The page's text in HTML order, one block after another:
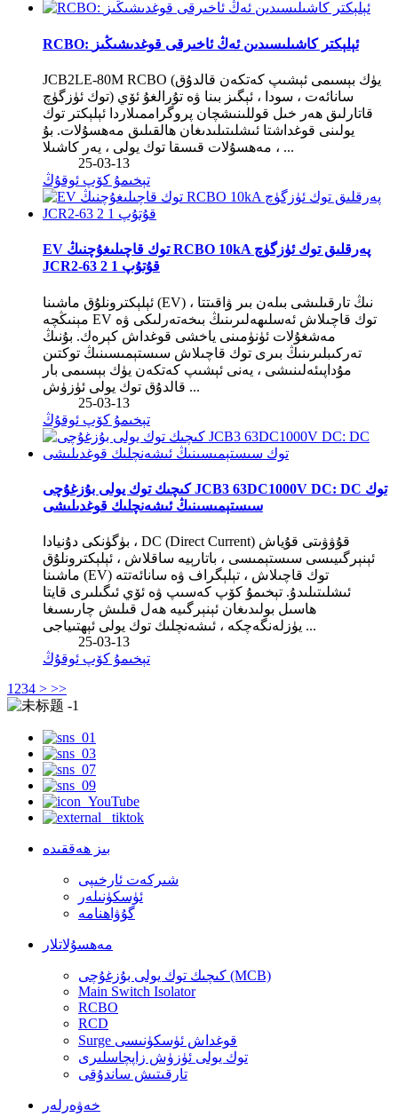
RCBO: ئېلېكتر كاشىلىسىدىن ئەڭ ئاخىرقى قوغدىشىڭىز
JCB2LE-80M RCBO (يۈك بېسىمى ئېشىپ كەتكەن قالدۇق
توك ئۈزگۈچ) سانائەت ، سودا ، ئېگىز بىنا ۋە تۇرالغۇ ئۆي
قاتارلىق ھەر خىل قوللىنىشچان پروگراممىلاردا ئېلېكتر توك
يولىنى قوغداشتا ئىشلىتىلىدىغان ھالقىلىق مەھسۇلات. بۇ
مەھسۇلات قىسقا توك يولى ، يەر كاشىلا ، ...
25-03-13
تېخىمۇ كۆپ ئوقۇڭ
EV توك قاچىلىغۇچنىڭ RCBO 10kA پەرقلىق توك ئۈزگۈچ
JCR2-63 2 قۇتۇپ 1
ئېلېكترونلۇق ماشىنا (EV) نىڭ تارقىلىشى بىلەن بىر ۋاقىتتا ،
مېنىڭچە EV توك قاچىلاش ئەسلىھەلىرىنىڭ بىخەتەرلىكى ۋە
مەشغۇلات ئۈنۈمىنى ياخشى قوغداش كېرەك. بۇنىڭ
تەركىبلىرىنىڭ بىرى توك قاچىلاش سىستېمىسىنىڭ توكتىن
مۇداپىئەلىنىشى ، يەنى ئېشىپ كەتكەن يۈك بېسىمى بار
قالدۇق توك يولى ئۈزۈش ...
25-03-13
تېخىمۇ كۆپ ئوقۇڭ
كىچىك توك يولى بۇزغۇچى JCB3 63DC1000V DC: DC توك
سىستېمىسىنىڭ ئىشەنچلىك قوغدىلىشى
بۈگۈنكى دۇنيادا ، DC (Direct Current) قۇۋۋىتى قۇياش
ئېنېرگىيىسى سىستېمىسى ، باتارېيە ساقلاش ، ئېلېكترونلۇق
ماشىنا (EV) توك قاچىلاش ، تېلېگراف ۋە سانائەتتە
ئىشلىتىلىدۇ. تېخىمۇ كۆپ كەسىپ ۋە ئۆي ئىگىلىرى قايتا
ھاسىل بولىدىغان ئېنېرگىيە ھەل قىلىش چارىسىغا
يۈزلەنگەچكە ، ئىشەنچلىك توك يولى ئېھتىياجى ...
25-03-13
تېخىمۇ كۆپ ئوقۇڭ
1 234 > >>
بىز ھەققىدە
شىركەت ئارخىپى
ئۈسكۈنىلەر
گۇۋاھنامە
مەھسۇلاتلار
كىچىك توك يولى بۇزغۇچى (MCB)
Main Switch Isolator
RCBO
RCD
Surge قوغداش ئۈسكۈنىسى
توك يولى ئۈزۈش زاپچاسلىرى
تارقىتىش ساندۇقى
خەۋەرلەر